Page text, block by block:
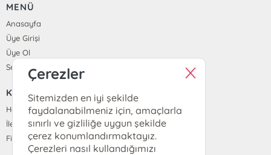
MENÜ
Anasayfa
Üye Girişi
Üye Ol
Sepetim
KURUMSAL
Hakkımızda
İletişim
Fiyat Listesi
Çerezler
Sitemizden en iyi şekilde
faydalanabilmeniz için, amaçlarla
sınırlı ve gizliliğe uygun şekilde
çerez konumlandırmaktayız.
Çerezleri nasıl kullandığımızı